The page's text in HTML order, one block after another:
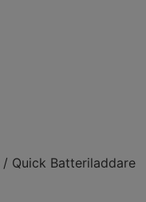
/ Quick Batteriladdare